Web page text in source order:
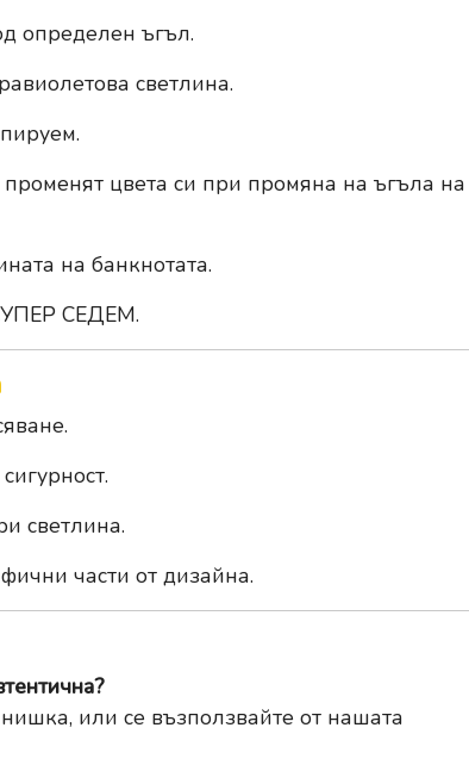
определен ъгъл.
светлина.
цвета си при промяна на ъгъла на
на банкнотата.
СЕДЕМ.
светлина.
части от дизайна.
или се възползвайте от нашата